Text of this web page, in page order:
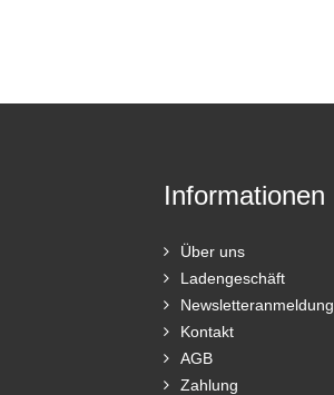
Informationen
Über uns
Ladengeschäft
Newsletteranmeldung
Kontakt
AGB
Zahlung